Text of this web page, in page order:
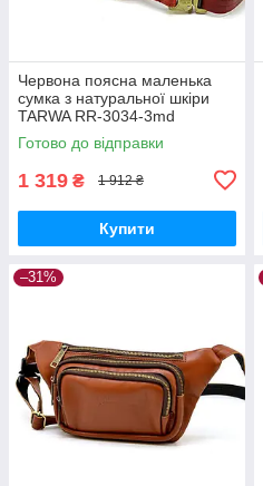
Червона поясна маленька
сумка з натуральної шкіри
TARWA RR-3034-3md
Готово до відправки
1 319 ₴ 1 912 ₴
Купити
–31%